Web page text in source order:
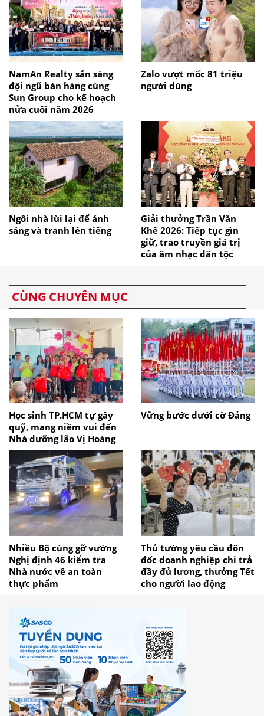
NamAn Realty sẵn sàng
đội ngũ bán hàng cùng
Sun Group cho kế hoạch
nửa cuối năm 2026
Zalo vượt mốc 81 triệu
người dùng
Ngôi nhà lùi lại để ánh
sáng và tranh lên tiếng
Giải thưởng Trần Văn
Khê 2026: Tiếp tục gìn
giữ, trao truyền giá trị
của âm nhạc dân tộc
CÙNG CHUYÊN MỤC
Học sinh TP.HCM tự gây
quỹ, mang niềm vui đến
Nhà dưỡng lão Vị Hoàng
Vững bước dưới cờ Đảng
Nhiều Bộ cùng gỡ vướng
Nghị định 46 kiểm tra
Nhà nước về an toàn
thực phẩm
Thủ tướng yêu cầu đôn
đốc doanh nghiệp chi trả
đầy đủ lương, thưởng Tết
cho người lao động